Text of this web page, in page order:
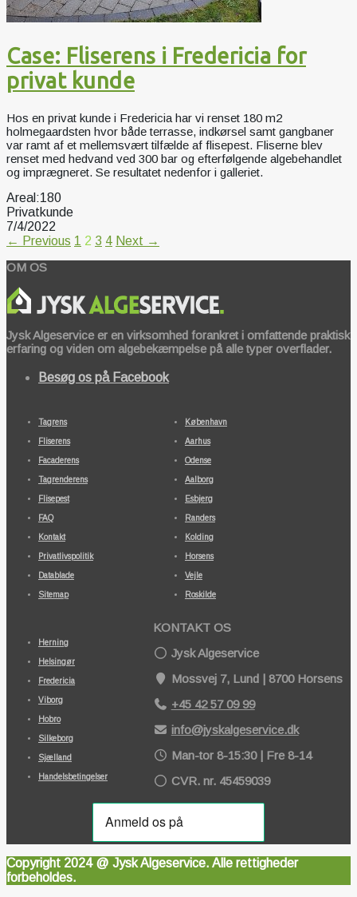
Case: Fliserens i Fredericia for
privat kunde
Hos en privat kunde i Fredericia har vi renset 180 m2
holmegaardsten hvor både terrasse, indkørsel samt gangbaner
var ramt af et mellemsvært tilfælde af flisepest. Fliserne blev
renset med hedvand ved 300 bar og efterfølgende algebehandlet
og imprægneret. Se resultatet nedenfor i galleriet.
Areal:180
Privatkunde
7/4/2022
← Previous 1 2 3 4 Next →
OM OS
Jysk Algeservice er en virksomhed forankret i omfattende praktisk
erfaring og viden om algebekæmpelse på alle typer overflader.
Besøg os på Facebook
Tagrens
Fliserens
Facaderens
Tagrenderens
Flisepest
FAQ
Kontakt
Privatlivspolitik
Datablade
Sitemap
København
Aarhus
Odense
Aalborg
Esbjerg
Randers
Kolding
Horsens
Vejle
Roskilde
Herning
Helsingør
Fredericia
Viborg
Hobro
Silkeborg
Sjælland
Handelsbetingelser
KONTAKT OS
Jysk Algeservice
Mossvej 7, Lund | 8700 Horsens
+45 42 57 09 99
info@jyskalgeservice.dk
Man-tor 8-15:30 | Fre 8-14
CVR. nr. 45459039
Copyright 2024 @ Jysk Algeservice. Alle rettigheder
forbeholdes.